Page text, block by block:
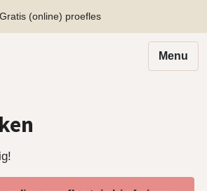
Gratis (online) proefles
Menu